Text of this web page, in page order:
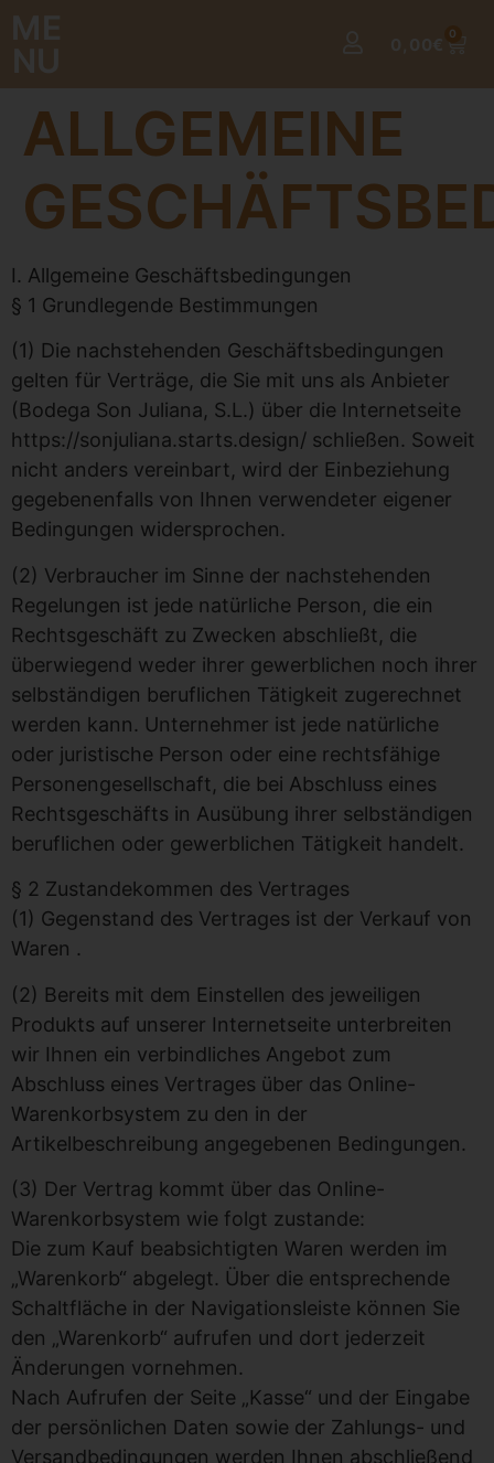
0
ALLGEMEINE
I. Allgemeine Geschäftsbedingungen
§ 1 Grundlegende Bestimmungen
(1) Die nachstehenden Geschäftsbedingungen
gelten für Verträge, die Sie mit uns als Anbieter
(Bodega Son Juliana, S.L.) über die Internetseite
https://sonjuliana.starts.design/ schließen. Soweit
nicht anders vereinbart, wird der Einbeziehung
gegebenenfalls von Ihnen verwendeter eigener
Bedingungen widersprochen.
(2) Verbraucher im Sinne der nachstehenden
Regelungen ist jede natürliche Person, die ein
Rechtsgeschäft zu Zwecken abschließt, die
überwiegend weder ihrer gewerblichen noch ihrer
selbständigen beruflichen Tätigkeit zugerechnet
werden kann. Unternehmer ist jede natürliche
oder juristische Person oder eine rechtsfähige
Personengesellschaft, die bei Abschluss eines
Rechtsgeschäfts in Ausübung ihrer selbständigen
beruflichen oder gewerblichen Tätigkeit handelt.
§ 2 Zustandekommen des Vertrages
(1) Gegenstand des Vertrages ist der Verkauf von
Waren .
(2) Bereits mit dem Einstellen des jeweiligen
Produkts auf unserer Internetseite unterbreiten
wir Ihnen ein verbindliches Angebot zum
Abschluss eines Vertrages über das Online-
Warenkorbsystem zu den in der
Artikelbeschreibung angegebenen Bedingungen.
(3) Der Vertrag kommt über das Online-
Warenkorbsystem wie folgt zustande:
Die zum Kauf beabsichtigten Waren werden im
„Warenkorb“ abgelegt. Über die entsprechende
Schaltfläche in der Navigationsleiste können Sie
den „Warenkorb“ aufrufen und dort jederzeit
Änderungen vornehmen.
Nach Aufrufen der Seite „Kasse“ und der Eingabe
der persönlichen Daten sowie der Zahlungs- und
Versandbedingungen werden Ihnen abschließend